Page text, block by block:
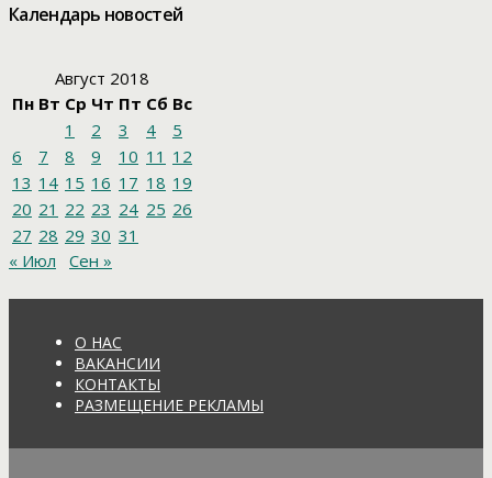
Календарь новостей
Август 2018
Пн Вт Ср Чт Пт Сб Вс
1
2 3 4
5
6
7 8 9 10 11 12
13 14 15 16 17 18 19
20 21 22 23 24 25 26
27 28 29 30 31
« Июл
Сен »
О НАС
ВАКАНСИИ
КОНТАКТЫ
РАЗМЕЩЕНИЕ РЕКЛАМЫ